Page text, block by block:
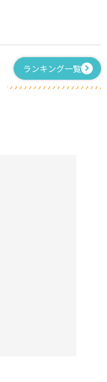
ランキング一覧